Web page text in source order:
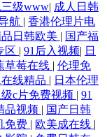
级www| 成人日韩
航 | 香港伦理片电
日韩欧美 | 国产福
区 | 91后入视频| 日
草莓在线 | 伦理免
在线精品 | 日本伦理
级c片免费视频 | 91
品视频 | 国产日韩
免费 | 欧美成在线 |